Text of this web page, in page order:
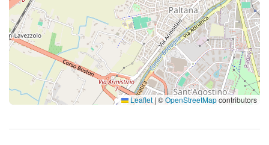
Leaflet | ©OpenStreetMapcontributors